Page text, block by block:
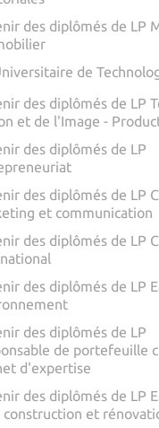
des diplômés de LP
de
des diplômés de LP
et de l'Image -
des diplômés de LP
des diplômés de LP
et communication
des diplômés de LP
des diplômés de LP
des diplômés de LP
de portefeuille
d'expertise
des diplômés de LP
construction et